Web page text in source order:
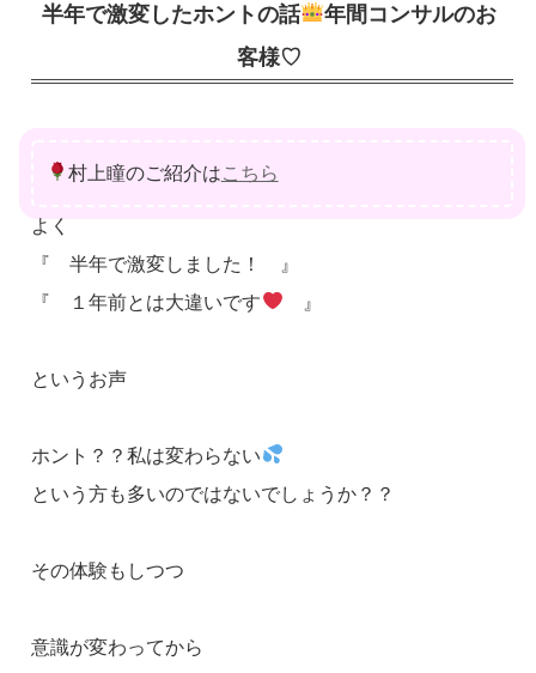
半年で激変したホントの話
年間コンサルのお
客様♡
村上瞳のご紹介はこちら
よく
『 半年で激変しました！ 』
『 １年前とは大違いです
』
というお声
ホント？？私は変わらない
という方も多いのではないでしょうか？？
その体験もしつつ
意識が変わってから